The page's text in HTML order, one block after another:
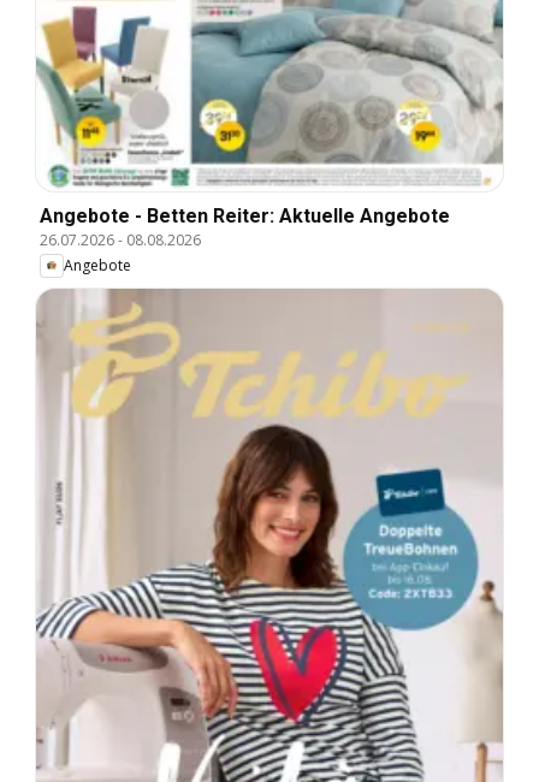
Angebote - Betten Reiter: Aktuelle Angebote
26.07.2026- 08.08.2026
Angebote